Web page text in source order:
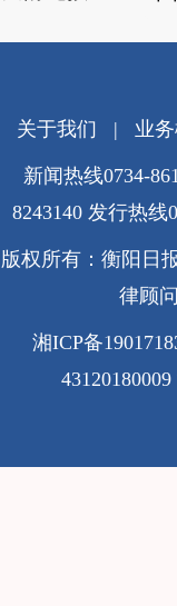
关于我们 | 业
新闻热线0734-
8243140 发行热线
版权所有：衡阳日
律顾
湘ICP备
43120180009